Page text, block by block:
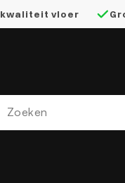
kwaliteit vloer